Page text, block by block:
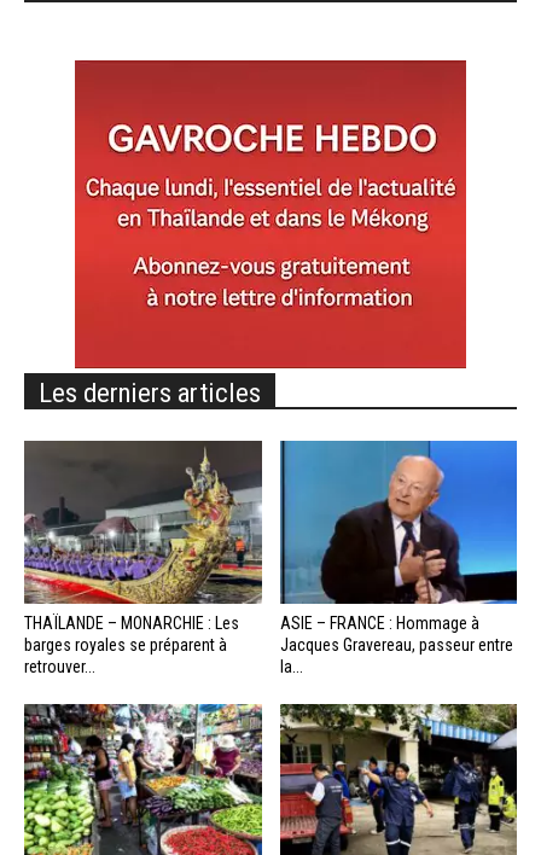
Les derniers articles
THAÏLANDE – MONARCHIE : Les
barges royales se préparent à
retrouver...
ASIE – FRANCE : Hommage à
Jacques Gravereau, passeur entre
la...